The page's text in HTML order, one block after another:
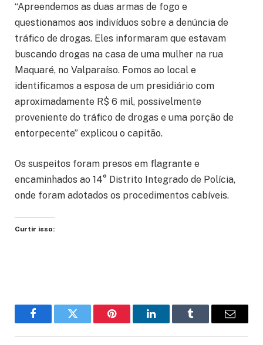
“Apreendemos as duas armas de fogo e
questionamos aos indivíduos sobre a denúncia de
tráfico de drogas. Eles informaram que estavam
buscando drogas na casa de uma mulher na rua
Maquaré, no Valparaíso. Fomos ao local e
identificamos a esposa de um presidiário com
aproximadamente R$ 6 mil, possivelmente
proveniente do tráfico de drogas e uma porção de
entorpecente” explicou o capitão.
Os suspeitos foram presos em flagrante e
encaminhados ao 14° Distrito Integrado de Polícia,
onde foram adotados os procedimentos cabíveis.
Curtir isso:
FacebookTwitter Pinterest LinkedInTumblr Email